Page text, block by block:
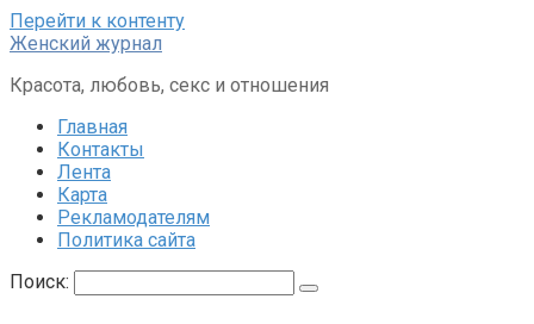
Перейти к контенту
Женский журнал
Красота, любовь, секс и отношения
Главная
Контакты
Лента
Карта
Рекламодателям
Политика сайта
Поиск: